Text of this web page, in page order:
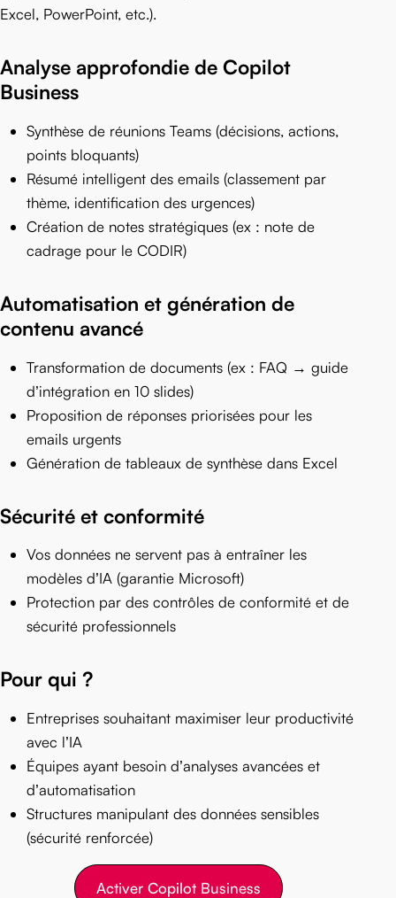
Excel, PowerPoint, etc.).
Analyse approfondie de Copilot
Business
Synthèse de réunions Teams (décisions, actions,
points bloquants)
Résumé intelligent des emails (classement par
thème, identification des urgences)
Création de notes stratégiques (ex : note de
cadrage pour le CODIR)
Automatisation et génération de
contenu avancé
Transformation de documents (ex : FAQ → guide
d’intégration en 10 slides)
Proposition de réponses priorisées pour les
emails urgents
Génération de tableaux de synthèse dans Excel
Sécurité et conformité
Vos données ne servent pas à entraîner les
modèles d’IA (garantie Microsoft)
Protection par des contrôles de conformité et de
sécurité professionnels
Pour qui ?
Entreprises souhaitant maximiser leur productivité
avec l’IA
Équipes ayant besoin d’analyses avancées et
d’automatisation
Structures manipulant des données sensibles
(sécurité renforcée)
Activer Copilot Business